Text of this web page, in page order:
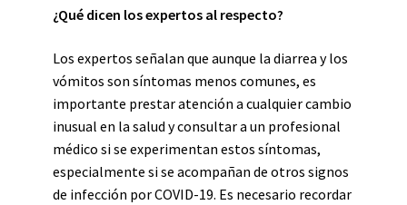
¿Qué dicen los expertos al respecto?
Los expertos señalan que aunque la diarrea y los
vómitos son síntomas menos comunes, es
importante prestar atención a cualquier cambio
inusual en la salud y consultar a un profesional
médico si se experimentan estos síntomas,
especialmente si se acompañan de otros signos
de infección por COVID-19. Es necesario recordar